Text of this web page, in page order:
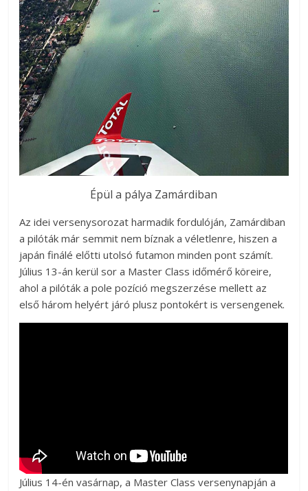
Épül a pálya Zamárdiban
Az idei versenysorozat harmadik fordulóján, Zamárdiban
a pilóták már semmit nem bíznak a véletlenre, hiszen a
japán finálé előtti utolsó futamon minden pont számít.
Július 13-án kerül sor a Master Class időmérő köreire,
ahol a pilóták a pole pozíció megszerzése mellett az
első három helyért járó plusz pontokért is versengenek.
Július 14-én vasárnap, a Master Class versenynapján a